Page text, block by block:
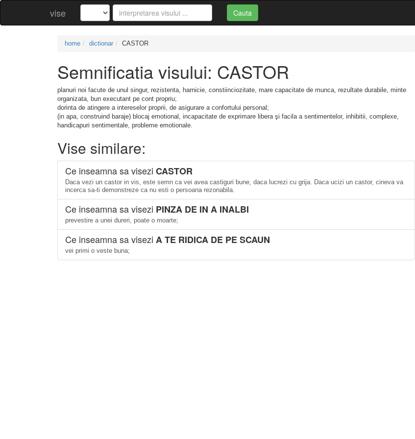
vise Cauta
home dictionar CASTOR
Semnificatia visului: CASTOR
planuri noi facute de unul singur, rezistenta, harnicie, constiinciozitate, mare capacitate de munca, rezultate durabile, minte
organizata, bun executant pe cont propriu;
dorinta de atingere a intereselor proprii, de asigurare a confortului personal;
(in apa, construind baraje) blocaj emotional, incapacitate de exprimare libera şi facila a sentimentelor, inhibitii, complexe,
handicapuri sentimentale, probleme emotionale.
Vise similare:
Ce inseamna sa visezi CASTOR
Daca vezi un castor in vis, este semn ca vei avea castiguri bune, daca lucrezi cu grija. Daca ucizi un castor, cineva va
incerca sa-ti demonstreze ca nu esti o persoana rezonabila.
Ce inseamna sa visezi PINZA DE IN A INALBI
prevestire a unei dureri, poate o moarte;
Ce inseamna sa visezi A TE RIDICA DE PE SCAUN
vei primi o veste buna;